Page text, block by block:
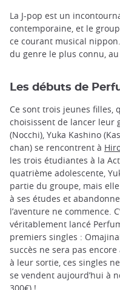
La J-pop est un
contemporaine, et le
ce courant musical nippon.
du genre le plus connu,
Les débuts de
Ce sont trois jeunes filles,
choisissent de lancer leur
(Nocchi), Yuka Kashino
chan) se rencontrent à
les trois étudiantes à la
quatrième adolescente,
partie du groupe, mais
à ses études et
l’aventure ne commence.
véritablement lancé
premiers singles :
succès ne sera pas
à leur sortie, ces singles
se vendent aujourd’hui à